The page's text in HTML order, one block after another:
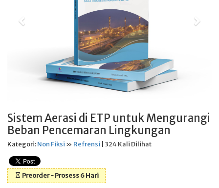
Sistem Aerasi di ETP untuk Mengurangi
Beban Pencemaran Lingkungan
Kategori:Non Fiksi » Refrensi | 324 Kali Dilihat
Preorder - Prosess 6 Hari